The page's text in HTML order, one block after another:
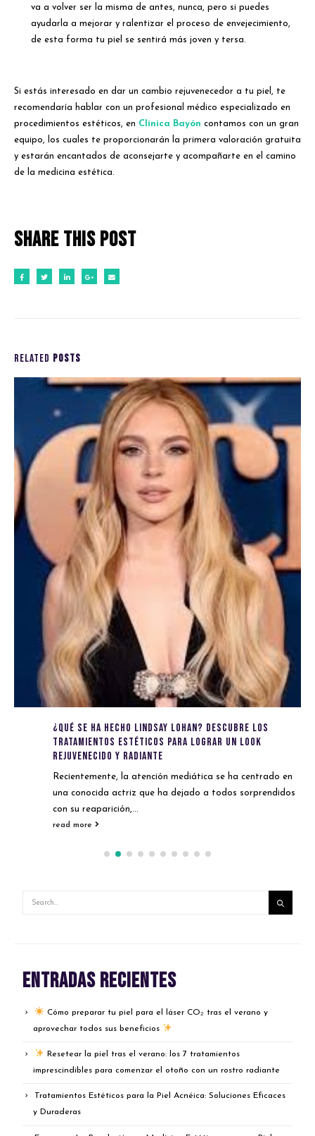
va a volver ser la misma de antes, nunca, pero si puedes
ayudarla a mejorar y ralentizar el proceso de envejecimiento,
de esta forma tu piel se sentirá más joven y tersa.
Si estás interesado en dar un cambio rejuvenecedor a tu piel, te
recomendaría hablar con un profesional médico especializado en
procedimientos estéticos, en Clínica Bayón contamos con un gran
equipo, los cuales te proporcionarán la primera valoración gratuita
y estarán encantados de aconsejarte y acompañarte en el camino
de la medicina estética.
Share this post
RELATED POSTS
¿Qué se ha hecho Lindsay Lohan? Descubre los
tratamientos estéticos para lograr un look
rejuvenecido y radiante
Recientemente, la atención mediática se ha centrado en
una conocida actriz que ha dejado a todos sorprendidos
con su reaparición,...
read more
Entradas recientes
Cómo preparar tu piel para el láser CO₂ tras el verano y
aprovechar todos sus beneficios
Resetear la piel tras el verano: los 7 tratamientos
imprescindibles para comenzar el otoño con un rostro radiante
Tratamientos Estéticos para la Piel Acnéica: Soluciones Eficaces
y Duraderas